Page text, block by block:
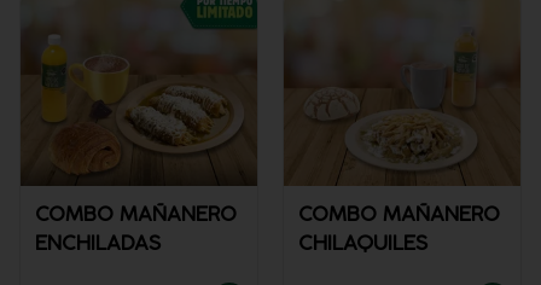
COMBO MAÑANERO
ENCHILADAS
COMBO MAÑANERO
CHILAQUILES